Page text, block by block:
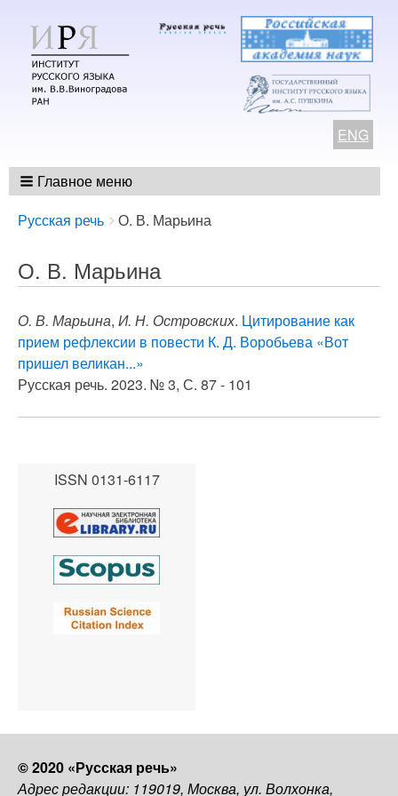
ENG
Главное меню
Breadcrumbs
You
here:
Русская речь О. В. Марьина
О. В. Марьина
О. В. Марьина, И. Н. Островских. Цитирование как
прием рефлексии в повести К. Д. Воробьева «Вот
пришел великан...»
Русская речь. 2023. № 3, С. 87 - 101
ISSN 0131-6117
© 2020 «Русская речь»
Адрес редакции: 119019, Москва, ул. Волхонка,